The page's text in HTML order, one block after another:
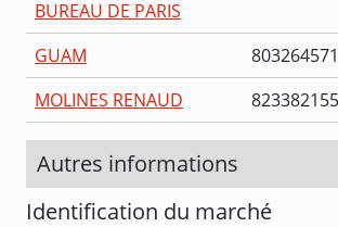
BUREAU DE PARIS
GUAM
MOLINES RENAUD
Autres informations
Identification du marché